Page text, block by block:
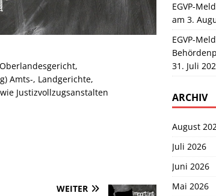
Amts-, Landgerichte,
Justizvollzugsanstalten
WEITER
EGVP-
am 3.
EGVP-
31. Juli
ARCHIV
August
Juli 2026
Juni 2026
Mai 2026